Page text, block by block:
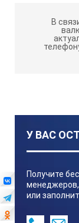
В
У ВАС
Получите
менеджеров,
или